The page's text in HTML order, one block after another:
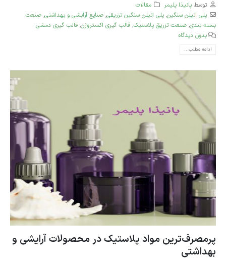
توسط پانیذا پلیمر
مقالات
پلی‌ اتیلن سنگین, پلی اتیلن سنگین تزریقی, صنایع آرایشی و بهداشتی, صنعت
بسته بندی, صنعت تزریق پلاستیک, قالب گیری اکستروژن, قالب گیری دمشی
بدون دیدگاه
ادامه مطلب...
پرمصرف‌ترین مواد پلاستیک در محصولات آرایشی و
بهداشتی